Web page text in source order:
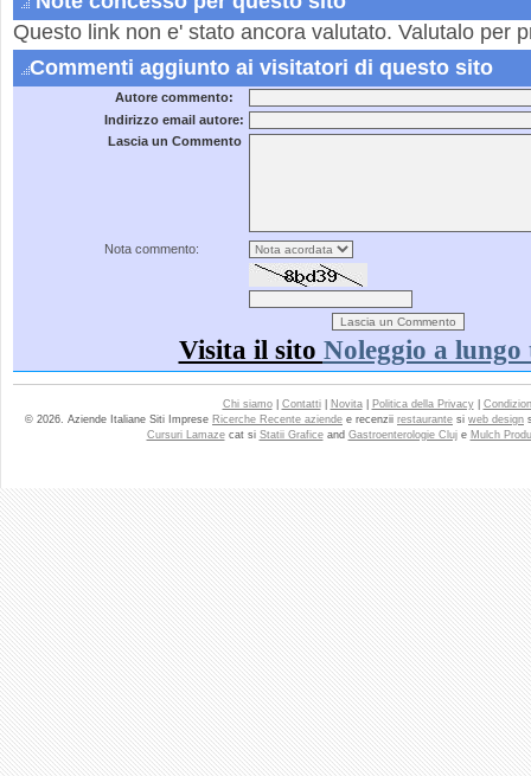
Questo link non e' stato ancora valutato. Valutalo per
Commenti aggiunto ai visitatori di questo sito
Autore commento:
Indirizzo email autore:
Lascia un Commento
Nota commento:
Visita il sito Noleggio a lungo
Chi siamo| Contatti| Novita| Politica della Privacy|
© 2026. Aziende Italiane Siti Imprese Ricerche Recente aziende e recenzii restaurante si web design
Cursuri Lamazecat si Statii Graficeand Gastroenterologie Cluje Mulch